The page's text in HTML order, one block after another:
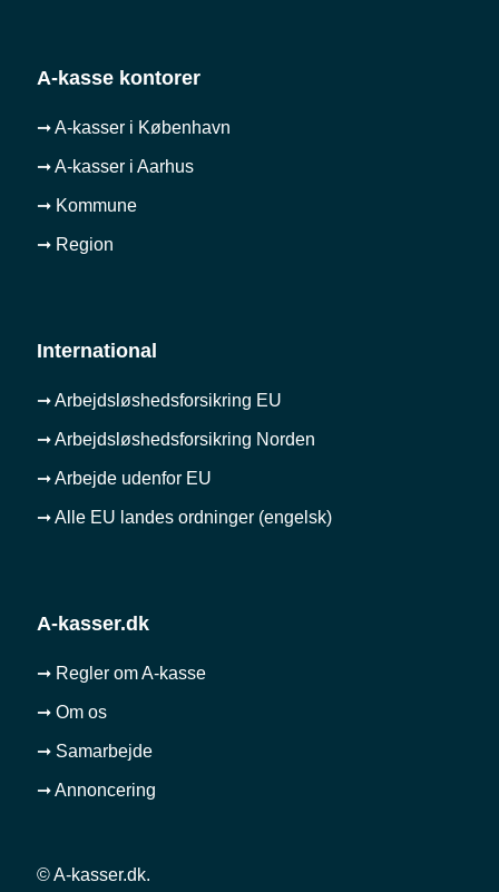
A-kasse kontorer
➞ A-kasser i København
➞ A-kasser i Aarhus
➞ Kommune
➞ Region
International
➞ Arbejdsløshedsforsikring EU
➞ Arbejdsløshedsforsikring Norden
➞ Arbejde udenfor EU
➞ Alle EU landes ordninger (engelsk)
A-kasser.dk
➞ Regler om A-kasse
➞ Om os
➞ Samarbejde
➞ Annoncering
© A-kasser.dk.